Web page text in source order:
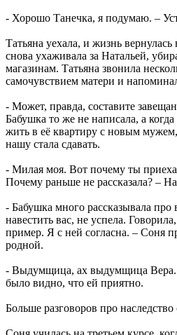
- Хорошо Танечка, я подумаю. –
Татьяна уехала, и жизнь
снова ухаживала за Натальей,
магазинам. Татьяна звонила
самочувствием матери и
- Может, правда, составите
Бабушка то же не написала, а
жить в её квартиру с новым
нашу стала сдавать.
- Милая моя. Вот почему ты
Почему раньше не рассказала? –
- Бабушка много рассказывала про
навестить вас, не успела.
пример. Я с ней согласна. – Соня
родной.
- Выдумщица, ах выдумщица
было видно, что ей приятно.
Больше разговоров про